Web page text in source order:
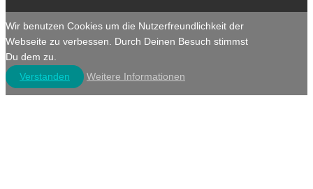
Wir benutzen Cookies um die Nutzerfreundlichkeit der
Webseite zu verbessen. Durch Deinen Besuch stimmst
Du dem zu.
Verstanden
Weitere Informationen